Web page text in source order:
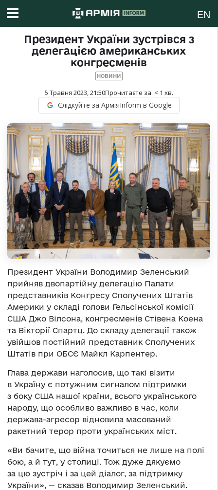
EN
Президент України зустрівся з
делегацією американських
конгресменів
НОВИНИ
5 Травня 2023, 21:50Прочитаєте за: < 1 хв.
Слідкуйте за АрміяInform в Google
Президент України Володимир Зеленський
прийняв двопартійну делегацію Палати
представників Конгресу Сполучених Штатів
Америки у складі голови Гельсінської комісії
США Джо Вілсона, конгресменів Стівена Коена
та Вікторії Спартц. До складу делегації також
увійшов постійний представник Сполучених
Штатів при ОБСЄ Майкл Карпентер.
Глава держави наголосив, що такі візити
в Україну є потужним сигналом підтримки
з боку США нашої країни, всього українського
народу, що особливо важливо в час, коли
держава-агресор відновила масований
ракетний терор проти українських міст.
«Ви бачите, що війна точиться не лише на полі
бою, а й тут, у столиці. Тож дуже дякуємо
за цю зустріч і за цей діалог, за підтримку
України», — сказав Володимир Зеленський.